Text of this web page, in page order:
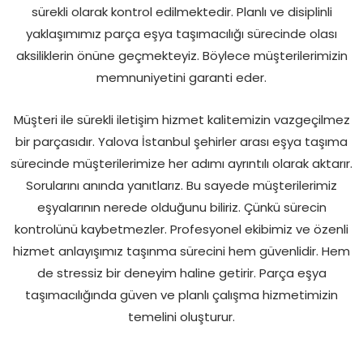
sürekli olarak kontrol edilmektedir. Planlı ve disiplinli
yaklaşımımız parça eşya taşımacılığı sürecinde olası
aksiliklerin önüne geçmekteyiz. Böylece müşterilerimizin
memnuniyetini garanti eder.
Müşteri ile sürekli iletişim hizmet kalitemizin vazgeçilmez
bir parçasıdır. Yalova İstanbul şehirler arası eşya taşıma
sürecinde müşterilerimize her adımı ayrıntılı olarak aktarır.
Sorularını anında yanıtlarız. Bu sayede müşterilerimiz
eşyalarının nerede olduğunu biliriz. Çünkü sürecin
kontrolünü kaybetmezler. Profesyonel ekibimiz ve özenli
hizmet anlayışımız taşınma sürecini hem güvenlidir. Hem
de stressiz bir deneyim haline getirir. Parça eşya
taşımacılığında güven ve planlı çalışma hizmetimizin
temelini oluşturur.